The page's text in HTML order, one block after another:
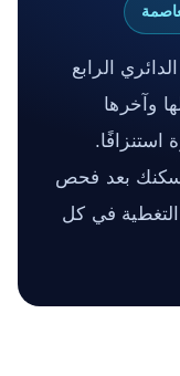
الرابع
وآخرها
استنزافًا.
بعد فحص
في كل